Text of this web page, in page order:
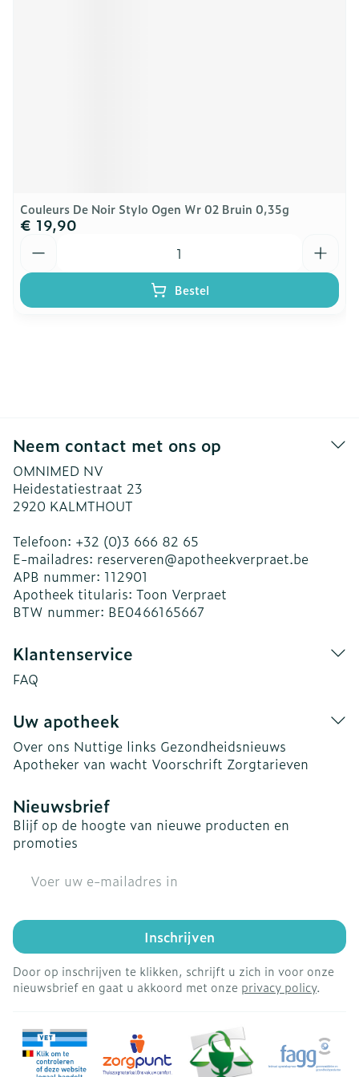
Couleurs De Noir Stylo Ogen Wr 02 Bruin 0,35g
€ 19,90
Bestel
Neem contact met ons op
OMNIMED NV
Heidestatiestraat 23
2920 KALMTHOUT
Telefoon: +32 (0)3 666 82 65
E-mailadres: reserveren@apotheekverpraet.be
APB nummer: 112901
Apotheek titularis: Toon Verpraet
BTW nummer: BE0466165667
Klantenservice
FAQ
Uw apotheek
Over ons Nuttige links Gezondheidsnieuws
Apotheker van wacht Voorschrift Zorgtarieven
Nieuwsbrief
Blijf op de hoogte van nieuwe producten en
promoties
Inschrijven
Door op inschrijven te klikken, schrijft u zich in voor onze
nieuwsbrief en gaat u akkoord met onze privacy policy.